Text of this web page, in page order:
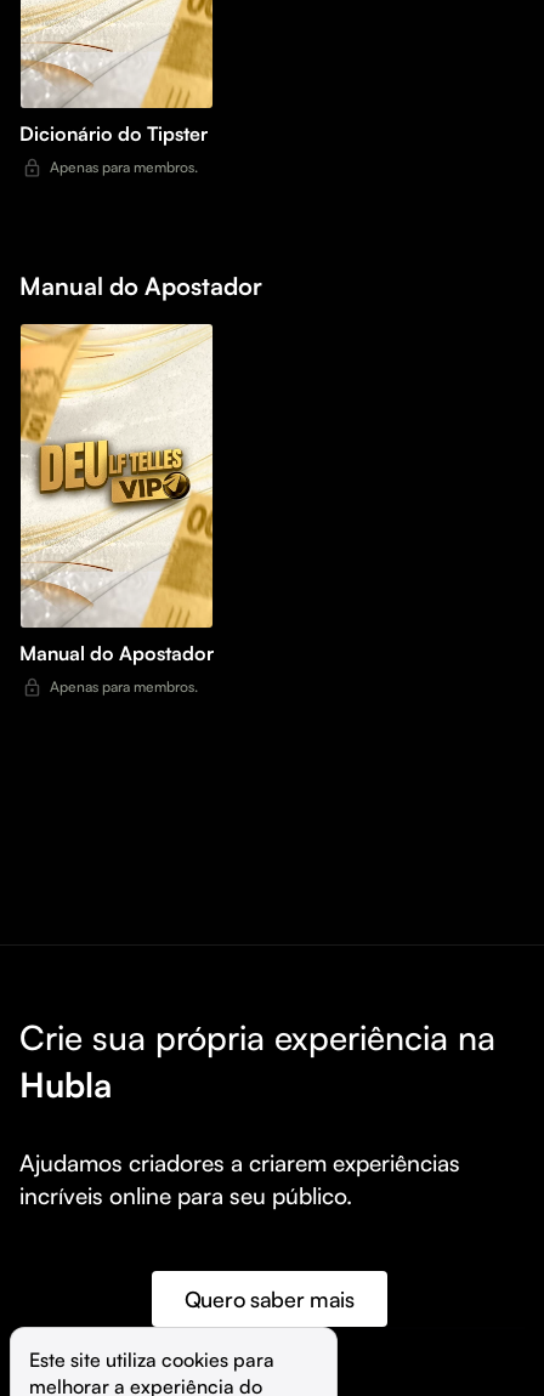
Dicionário do Tipster
Apenas para membros.
Manual do Apostador
Manual do Apostador
Apenas para membros.
Crie sua própria experiência na
Hubla
Ajudamos criadores a criarem experiências
incríveis online para seu público.
Quero saber mais
Este site utiliza cookies para
melhorar a experiência do